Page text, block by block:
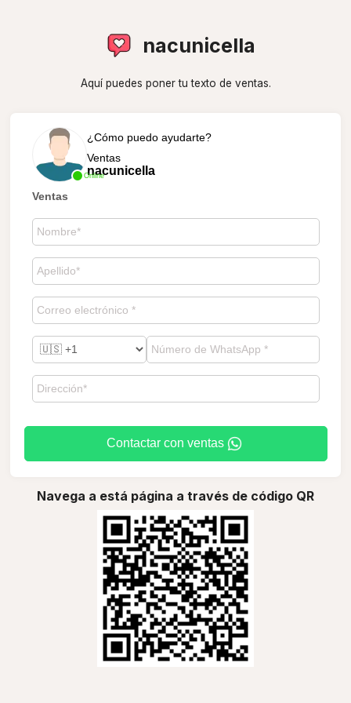
nacunicella
Aquí puedes poner tu texto de ventas.
Online
¿Cómo puedo ayudarte?
Ventas
nacunicella
Ventas
Contactar con ventas
Navega a está página a través de código QR